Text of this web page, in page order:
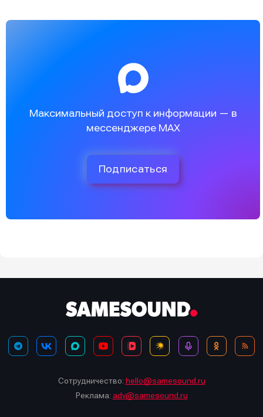
Максимальный доступ к информации — в
мессенджере MAX
Подписаться
Сотрудничество: hello@samesound.ru
Реклама: adv@samesound.ru